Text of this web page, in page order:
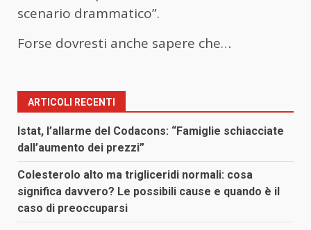
scenario drammatico”.
Forse dovresti anche sapere che…
ARTICOLI RECENTI
Istat, l’allarme del Codacons: “Famiglie schiacciate
dall’aumento dei prezzi”
Colesterolo alto ma trigliceridi normali: cosa
significa davvero? Le possibili cause e quando è il
caso di preoccuparsi